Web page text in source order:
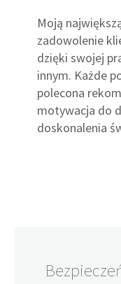
Moją
zadowolenie
dzięki swojej
innym. Każde
polecona
motywacja do
doskonalenia